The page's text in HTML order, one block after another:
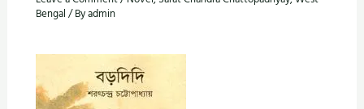
Bengal / Byadmin